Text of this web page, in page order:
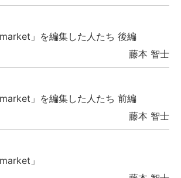
」を編集した人たち 後編
藤本 智士
」を編集した人たち 前編
藤本 智士
」